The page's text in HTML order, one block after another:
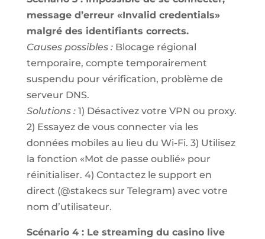
message d’erreur «Invalid credentials»
malgré des identifiants corrects.
Causes possibles :Blocage régional
temporaire, compte temporairement
suspendu pour vérification, problème de
serveur DNS.
Solutions :1) Désactivez votre VPN ou proxy.
2) Essayez de vous connecter via les
données mobiles au lieu du Wi-Fi. 3) Utilisez
la fonction «Mot de passe oublié» pour
réinitialiser. 4) Contactez le support en
direct (@stakecs sur Telegram) avec votre
nom d’utilisateur.
Scénario 4 : Le streaming du casino live